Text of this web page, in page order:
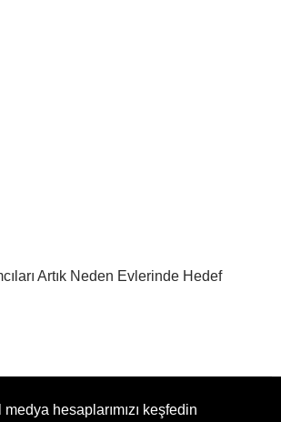
Artık Neden Evlerinde Hedef
hesaplarımızı keşfedin